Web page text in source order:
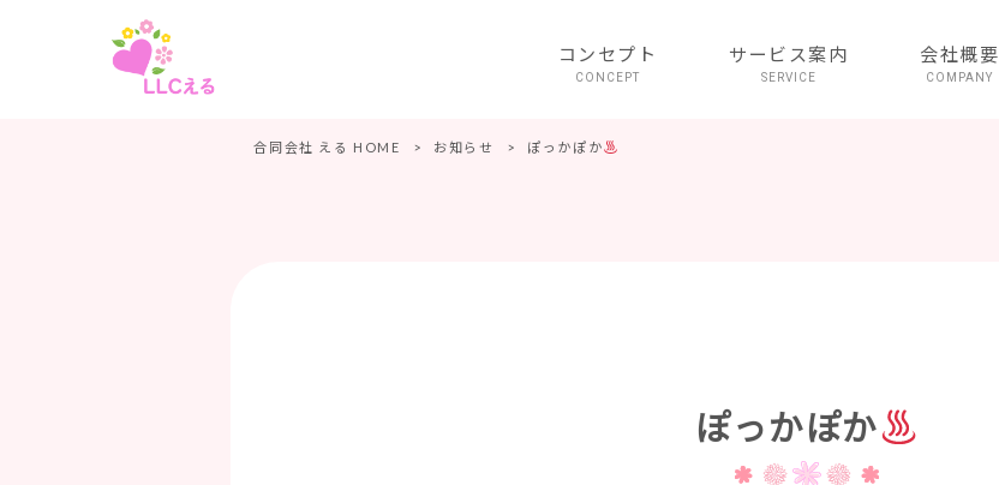
コンセプト
CONCEPT
サービス案内
SERVICE
会社概要
COMPANY
合同会社 える HOME > お知らせ > ぽっかぽか
ぽっかぽか